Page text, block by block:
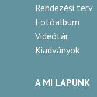
Rendezési terv
Fotóalbum
Videótár
Kiadványok
A MI LAPUNK